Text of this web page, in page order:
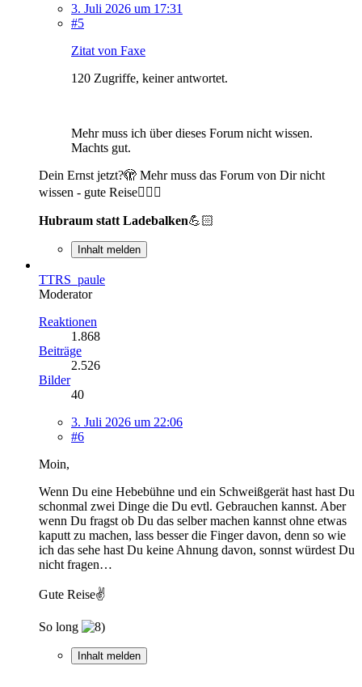
3. Juli 2026 um 17:31
#5
Zitat von Faxe
120 Zugriffe, keiner antwortet.
Mehr muss ich über dieses Forum nicht wissen.
Machts gut.
Dein Ernst jetzt?🫣 Mehr muss das Forum von Dir nicht
wissen - gute Reise🤦🏼‍♂️
Hubraum statt Ladebalken💪🏻
Inhalt melden
TTRS_paule
Moderator
Reaktionen
1.868
Beiträge
2.526
Bilder
40
3. Juli 2026 um 22:06
#6
Moin,
Wenn Du eine Hebebühne und ein Schweißgerät hast hast Du
schonmal zwei Dinge die Du evtl. Gebrauchen kannst. Aber
wenn Du fragst ob Du das selber machen kannst ohne etwas
kaputt zu machen, lass besser die Finger davon, denn so wie
ich das sehe hast Du keine Ahnung davon, sonnst würdest Du
nicht fragen…
Gute Reise✌️
So long
Inhalt melden